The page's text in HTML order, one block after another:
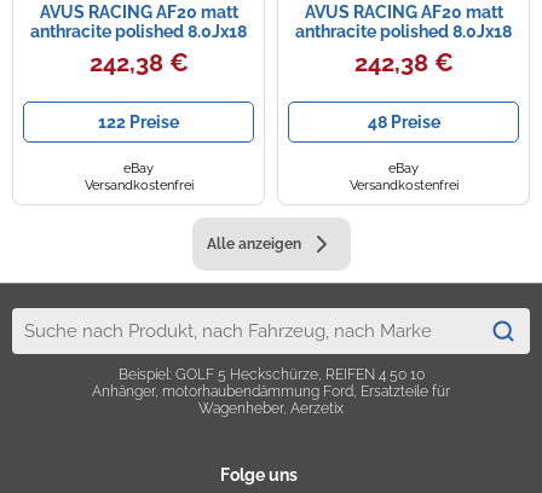
AVUS RACING AF20 matt
anthracite polished 8.0Jx18
5x112 ET40
242,38 €
122 Preise
eBay
Versandkostenfrei
AVUS RACING AF20 matt
anthracite polished 8.0Jx18
5x112 ET28
242,38 €
48 Preise
eBay
Versandkostenfrei
Alle anzeigen
Beispiel: GOLF 5 Heckschürze, REIFEN 4 50 10
Anhänger, motorhaubendämmung Ford, Ersatzteile für
Wagenheber, Aerzetix
Folge uns